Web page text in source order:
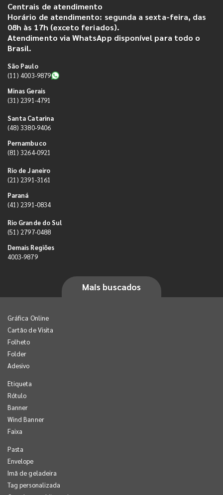
Centrais de atendimento
Horário de atendimento: segunda a sexta-feira, das
08h às 17h (exceto feriados).
Atendimento via WhatsApp disponível para todo o
Brasil.
São Paulo
(11) 4003-9879
Minas Gerais
(31) 2391-4791
Santa Catarina
(48) 3380-9406
Pernambuco
(81) 3264-0921
Rio de Janeiro
(21) 2391-3161
Paraná
(41) 2391-0834
Rio Grande do Sul
(51) 2797-0488
Demais Regiões
4003-9879
Mais buscados
Gráfica Online
Cartão de Visita
Folheto
Folder
Adesivo
Etiqueta
Rótulo
Banner
Wind Banner
Faixa
Pasta
Envelope
Imã de geladeira
Tag personalizada